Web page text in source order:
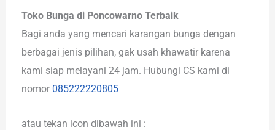
Toko Bunga di Poncowarno Terbaik
Bagi anda yang mencari karangan bunga dengan
berbagai jenis pilihan, gak usah khawatir karena
kami siap melayani 24 jam. Hubungi CS kami di
nomor 085222220805
atau tekan icon dibawah ini :